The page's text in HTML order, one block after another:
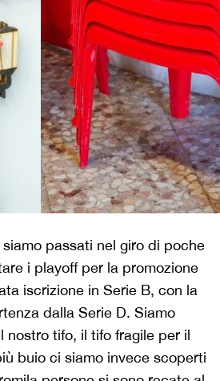
siamo passati nel giro di poche
i playoff per la promozione
iscrizione in Serie B, con la
dalla Serie D. Siamo
nostro tifo, il tifo fragile per il
buio ci siamo invece scoperti